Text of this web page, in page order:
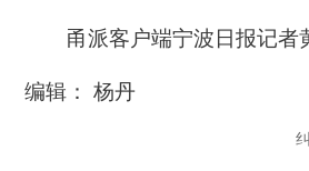
甬派客户端宁波日报记者
编辑： 杨丹